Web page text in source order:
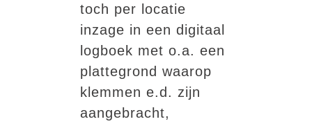
toch per locatie
inzage in een digitaal
logboek met o.a. een
plattegrond waarop
klemmen e.d. zijn
aangebracht,